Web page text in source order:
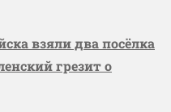
взяли два посёлка
грезит о